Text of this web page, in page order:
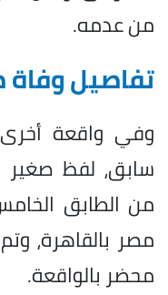
من عدمه.
تفاصيل
وفي واقعة
سابق، لفظ صغير
من الطابق
مصر بالقاهرة،
محضر بالواقعة.